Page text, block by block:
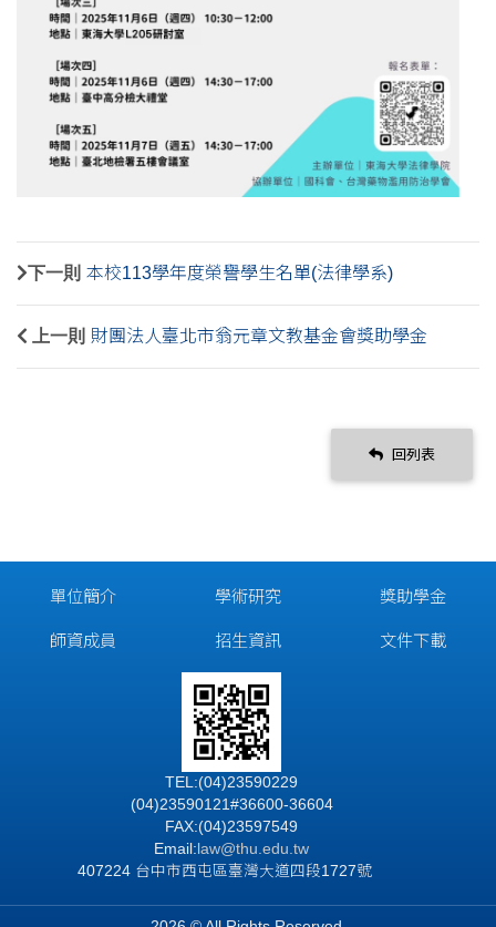
下一則 本校113學年度榮譽學生名單(法律學系)
上一則 財團法人臺北市翁元章文教基金會獎助學金
回列表
單位簡介
師資成員
學術研究
招生資訊
獎助學金
文件下載
TEL:(04)23590229
(04)23590121#36600-36604
FAX:(04)23597549
Email: law@thu.edu.tw
407224 台中市西屯區臺灣大道四段1727號